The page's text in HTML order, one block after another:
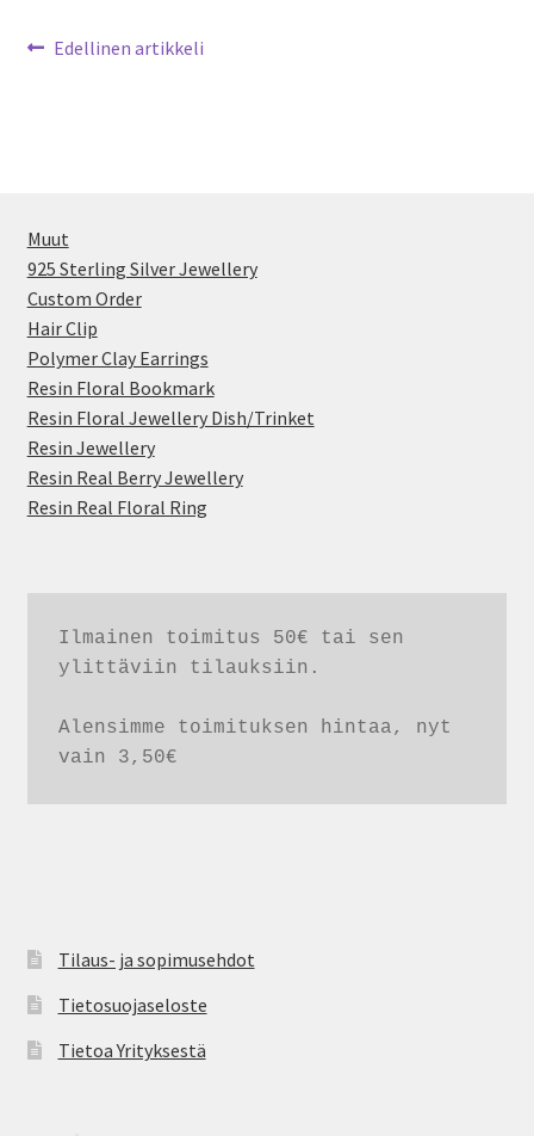
Artikkelien
Edellinen
Edellinen artikkeli
Muut
925 Sterling Silver Jewellery
Custom Order
Hair Clip
Polymer Clay Earrings
Resin Floral Bookmark
Resin Floral Jewellery Dish/Trinket
Resin Jewellery
Resin Real Berry Jewellery
Resin Real Floral Ring
Ilmainen toimitus 50€ tai sen
ylittäviin tilauksiin.
Alensimme toimituksen hintaa, nyt
vain 3,50€
Tilaus- ja sopimusehdot
Tietosuojaseloste
Tietoa Yrityksestä